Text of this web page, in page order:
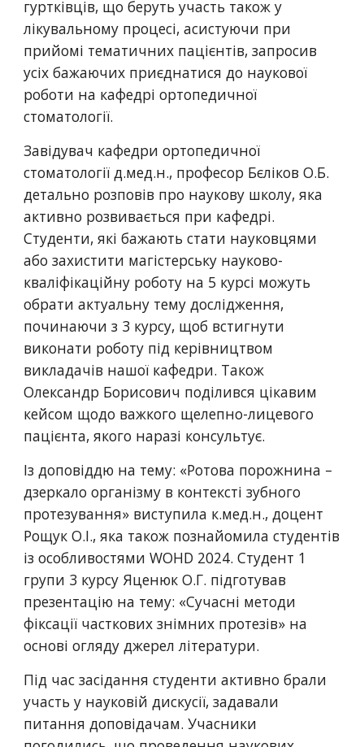
гуртківців, що беруть участь також у
лікувальному процесі, асистуючи при
прийомі тематичних пацієнтів, запросив
усіх бажаючих приєднатися до наукової
роботи на кафедрі ортопедичної
стоматології.
Завідувач кафедри ортопедичної
стоматології д.мед.н., професор Бєліков О.Б.
детально розповів про наукову школу, яка
активно розвивається при кафедрі.
Студенти, які бажають стати науковцями
або захистити магістерську науково-
кваліфікаційну роботу на 5 курсі можуть
обрати актуальну тему дослідження,
починаючи з 3 курсу, щоб встигнути
виконати роботу під керівництвом
викладачів нашої кафедри. Також
Олександр Борисович поділився цікавим
кейсом щодо важкого щелепно-лицевого
пацієнта, якого наразі консультує.
Із доповіддю на тему: «Ротова порожнина –
дзеркало організму в контексті зубного
протезування» виступила к.мед.н., доцент
Рощук О.І., яка також познайомила студентів
із особливостями WOHD 2024. Студент 1
групи 3 курсу Яценюк О.Г. підготував
презентацію на тему: «Сучасні методи
фіксації часткових знімних протезів» на
основі огляду джерел літератури.
Під час засідання студенти активно брали
участь у науковій дискусії, задавали
питання доповідачам. Учасники